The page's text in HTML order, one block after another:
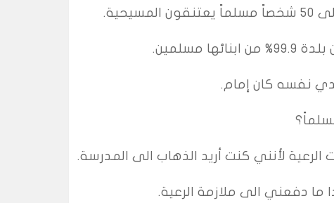
مسلمين.
نفسه كان إمام.
دفعني الى ملازمة الرعية.